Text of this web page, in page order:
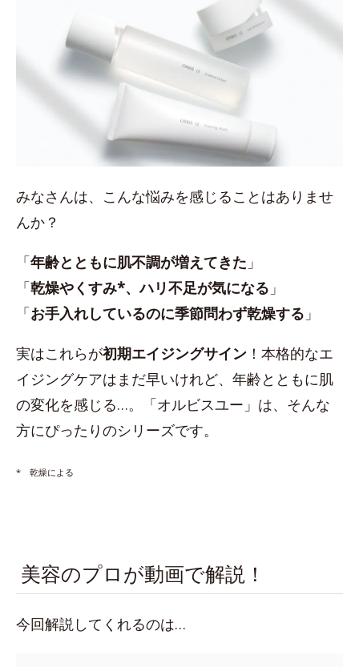
みなさんは、こんな悩みを感じることはありませ
んか？
「年齢とともに肌不調が増えてきた 」
「乾燥やくすみ*、ハリ不足が気になる 」
「お手入れしているのに季節問わず乾燥する 」
実はこれらが初期エイジングサイン ！本格的なエ
イジングケアはまだ早いけれど、年齢とともに肌
の変化を感じる…。「オルビスユー」は、そんな
方にぴったりのシリーズです。
* 乾燥による
美容のプロが動画で解説！
今回解説してくれるのは…